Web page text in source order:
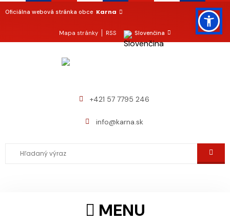
Oficiálna webová stránka obce Karna
Mapa stránky RSS Slovenčina
+421 57 7795 246
info@karna.sk
MENU